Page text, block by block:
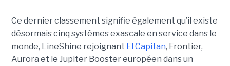
Ce dernier classement signifie également qu’il existe
désormais cinq systèmes exascale en service dans le
monde, LineShine rejoignant El Capitan, Frontier,
Aurora et le Jupiter Booster européen dans un